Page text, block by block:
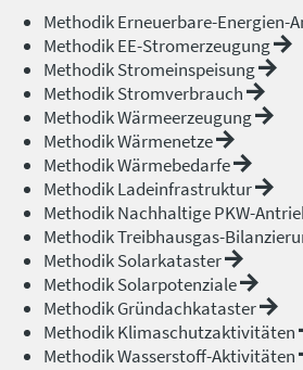
Methodik Erneuerbare-Energien-
Methodik EE-Stromerzeugung
Methodik Stromeinspeisung
Methodik Stromverbrauch
Methodik Wärmeerzeugung
Methodik Wärmenetze
Methodik Wärmebedarfe
Methodik Ladeinfrastruktur
Methodik Nachhaltige PKW-
Methodik Treibhausgas-
Methodik Solarkataster
Methodik Solarpotenziale
Methodik Gründachkataster
Methodik Klimaschutzaktivitäten
Methodik Wasserstoff-Aktivitäten